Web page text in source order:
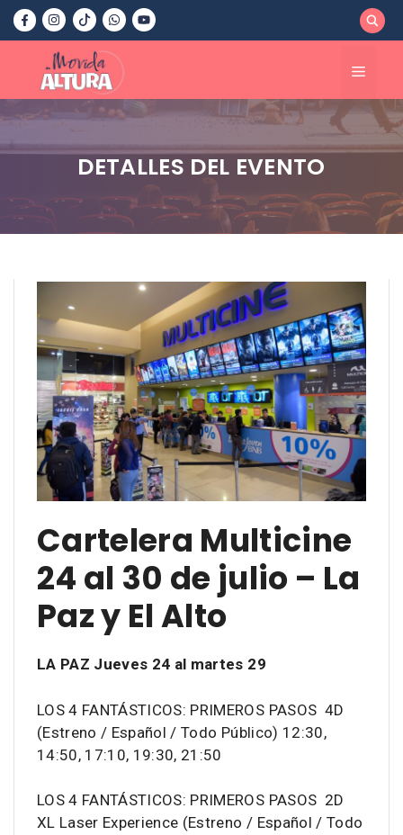
Saltar
contenido
Menú
DETALLES DEL EVENTO
Cartelera Multicine
24 al 30 de julio – La
Paz y El Alto
LA PAZ Jueves 24 al martes 29
LOS 4 FANTÁSTICOS: PRIMEROS PASOS 4D
(Estreno / Español / Todo Público) 12:30,
14:50, 17:10, 19:30, 21:50
LOS 4 FANTÁSTICOS: PRIMEROS PASOS 2D
XL Laser Experience (Estreno / Español / Todo